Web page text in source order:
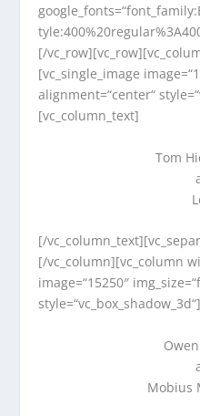
[/
[vc_single_image
alignment=“center“
[vc_column_text]
Tom
[/
[/vc_column][vc_column
image=“15250″
Mobius